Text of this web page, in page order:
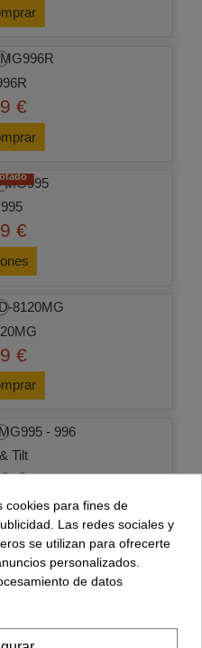
€
€
€
Tilt
€
16 servos
cookies para fines de
Las redes sociales y
se utilizan para ofrecerte
personalizados.
de datos